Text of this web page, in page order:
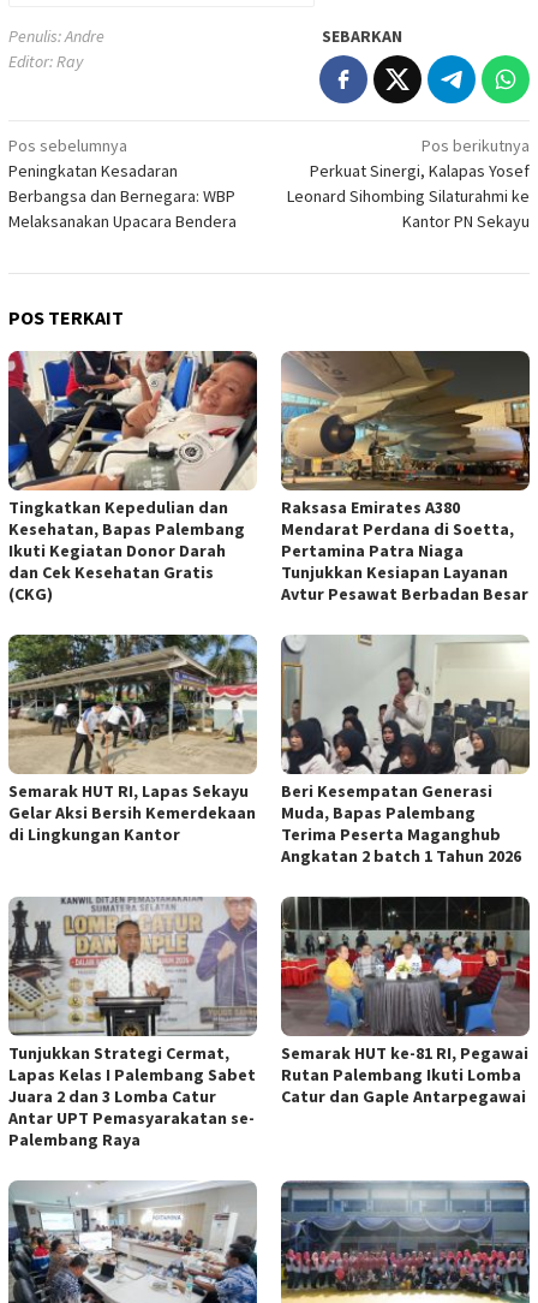
Penulis: Andre
Editor: Ray
SEBARKAN
Navigasi
pos
Pos sebelumnya
Peningkatan Kesadaran
Berbangsa dan Bernegara: WBP
Melaksanakan Upacara Bendera
Pos berikutnya
Perkuat Sinergi, Kalapas Yosef
Leonard Sihombing Silaturahmi ke
Kantor PN Sekayu
POS TERKAIT
Tingkatkan Kepedulian dan
Kesehatan, Bapas Palembang
Ikuti Kegiatan Donor Darah
dan Cek Kesehatan Gratis
(CKG)
Raksasa Emirates A380
Mendarat Perdana di Soetta,
Pertamina Patra Niaga
Tunjukkan Kesiapan Layanan
Avtur Pesawat Berbadan Besar
Semarak HUT RI, Lapas Sekayu
Gelar Aksi Bersih Kemerdekaan
di Lingkungan Kantor
Beri Kesempatan Generasi
Muda, Bapas Palembang
Terima Peserta Maganghub
Angkatan 2 batch 1 Tahun 2026
Tunjukkan Strategi Cermat,
Lapas Kelas I Palembang Sabet
Juara 2 dan 3 Lomba Catur
Antar UPT Pemasyarakatan se-
Palembang Raya
Semarak HUT ke-81 RI, Pegawai
Rutan Palembang Ikuti Lomba
Catur dan Gaple Antarpegawai